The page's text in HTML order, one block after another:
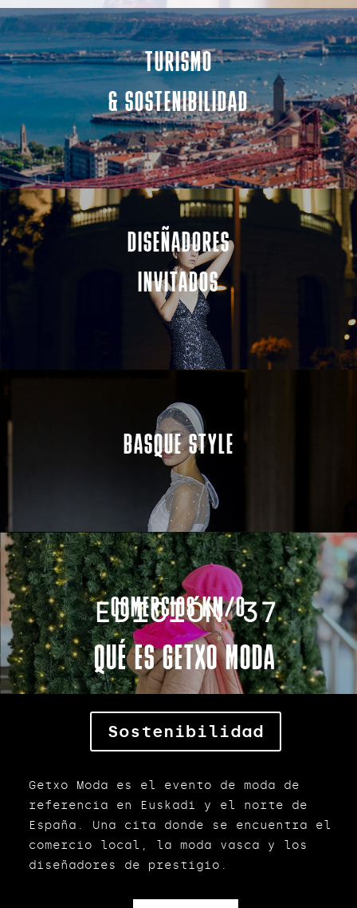
TURISMO
& SOSTENIBILIDAD
DISEÑADORES
INVITADOS
BASQUE STYLE
COMERCIOS KM/0
EDICIÓN 37
QUÉ ES GETXO MODA
Sostenibilidad
Getxo Moda es el evento de moda de
referencia en Euskadi y el norte de
España. Una cita donde se encuentra el
comercio local, la moda vasca y los
diseñadores de prestigio.